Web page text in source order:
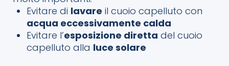
Evitare di lavare il cuoio capelluto con
acqua eccessivamente calda
Evitare l’esposizione diretta del cuoio
capelluto alla luce solare